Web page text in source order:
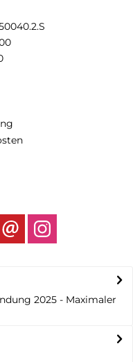
2025 - Maximaler